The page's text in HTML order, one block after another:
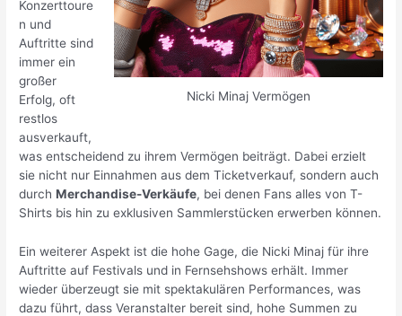
Nicki Minaj Vermögen
Konzerttoure
n und
Auftritte sind
immer ein
großer
Erfolg, oft
restlos
ausverkauft,
was entscheidend zu ihrem Vermögen beiträgt. Dabei erzielt
sie nicht nur Einnahmen aus dem Ticketverkauf, sondern auch
durchMerchandise-Verkäufe, bei denen Fans alles von T-
Shirts bis hin zu exklusiven Sammlerstücken erwerben können.
Ein weiterer Aspekt ist die hohe Gage, die Nicki Minaj für ihre
Auftritte auf Festivals und in Fernsehshows erhält. Immer
wieder überzeugt sie mit spektakulären Performances, was
dazu führt, dass Veranstalter bereit sind, hohe Summen zu